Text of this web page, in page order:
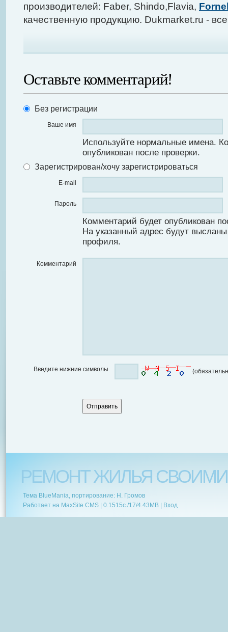
производителей: Faber, Shindo,Flavia,
качественную продукцию. Dukmarket.ru -
Оставьте комментарий!
Без регистрации
Ваше имя
Используйте нормальные имена.
опубликован после проверки.
Зарегистрирован/хочу зарегистрироваться
E-mail
Пароль
Комментарий будет опубликован
На указанный адрес будут
профиля.
Комментарий
Введите нижние символы
РЕМОНТ ЖИЛЬЯ
Тема BlueMania, портирование: Н. Громов
Работает на MaxSite CMS | 0.1515c./17/4.43MB Вход